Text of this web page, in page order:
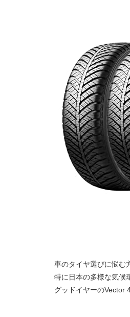
車のタイヤ選びに悩む
特に日本の多様な気候
グッドイヤーのVector